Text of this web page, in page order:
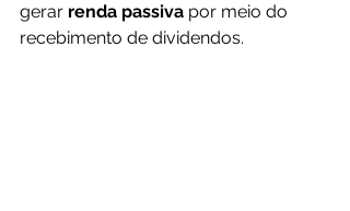
gerar renda passiva por meio do
recebimento de dividendos.